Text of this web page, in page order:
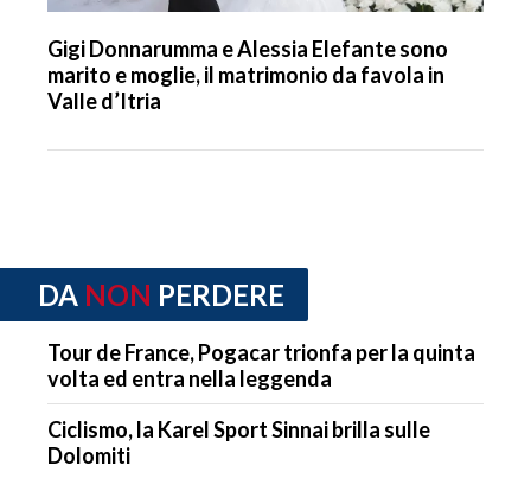
Gigi Donnarumma e Alessia Elefante sono
marito e moglie, il matrimonio da favola in
Valle d’Itria
DA NON PERDERE
Tour de France, Pogacar trionfa per la quinta
volta ed entra nella leggenda
Ciclismo, la Karel Sport Sinnai brilla sulle
Dolomiti